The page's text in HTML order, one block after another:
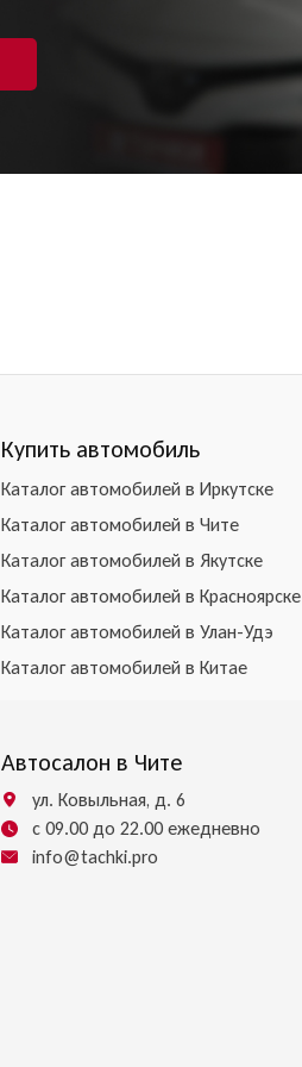
Купить автомобиль
Каталог автомобилей в Иркутске
Каталог автомобилей в Чите
Каталог автомобилей в Якутске
Каталог автомобилей в Красноярске
Каталог автомобилей в Улан-Удэ
Каталог автомобилей в Китае
Автосалон в Чите
ул. Ковыльная, д. 6
с 09.00 до 22.00 ежедневно
info@tachki.pro